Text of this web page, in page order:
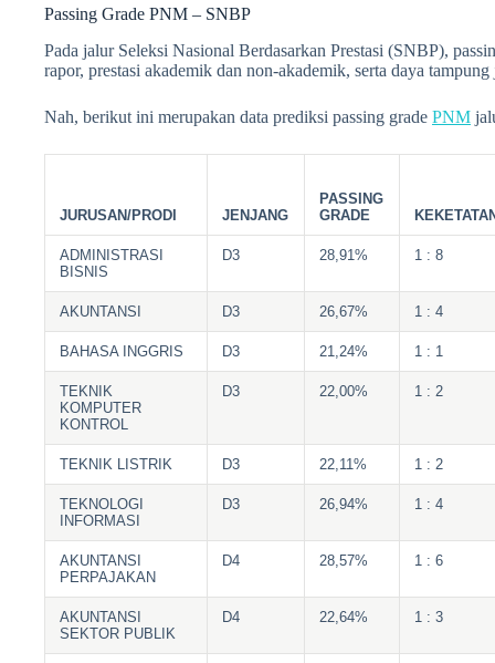
Passing Grade PNM – SNBP
Pada jalur Seleksi Nasional Berdasarkan Prestasi (SNBP),
rapor, prestasi akademik dan non-akademik, serta daya tampung
Nah, berikut ini merupakan data prediksi passing grade PNM
JURUSAN/PRODI JENJANG
PASSING
GRADE
ADMINISTRASI
BISNIS
D3 28,91% 1 : 8
AKUNTANSI D3 26,67% 1 : 4
BAHASA INGGRIS D3 21,24% 1 : 1
TEKNIK
KOMPUTER
KONTROL
D3 22,00% 1 : 2
TEKNIK LISTRIK D3 22,11% 1 : 2
TEKNOLOGI
INFORMASI
D3 26,94% 1 : 4
AKUNTANSI
PERPAJAKAN
D4 28,57% 1 : 6
AKUNTANSI
SEKTOR PUBLIK
D4 22,64% 1 : 3